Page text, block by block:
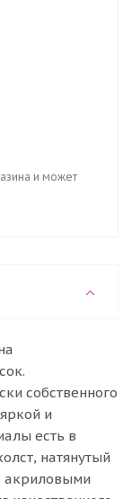
и может
собственного
и
есть в
натянутый
акриловыми